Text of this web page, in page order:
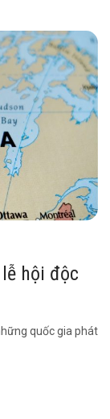
hội độc
quốc gia phát